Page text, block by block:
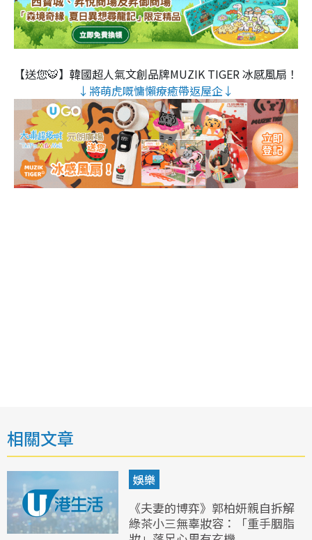
【送您🐯】韓國超人氣文創品牌MUZIK TIGER 冰感風扇！
↓將萌虎嘅慵懶療癒帶返屋企↓
相關文章
娛樂
《夫妻的博弈》郭柏妍親自拆解
綠茶小三無辜妝容：「重手胭脂